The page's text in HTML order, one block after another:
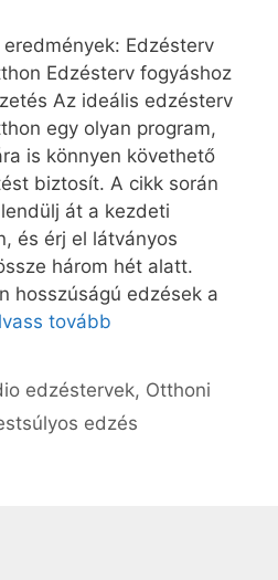
Edzésterv
Edzésterv fogyáshoz
Az ideális edzésterv
egy olyan program,
is könnyen követhető
biztosít. A cikk során
át a kezdeti
és érj el látványos
három hét alatt.
hosszúságú edzések a
tovább
edzéstervek, Otthoni
edzés